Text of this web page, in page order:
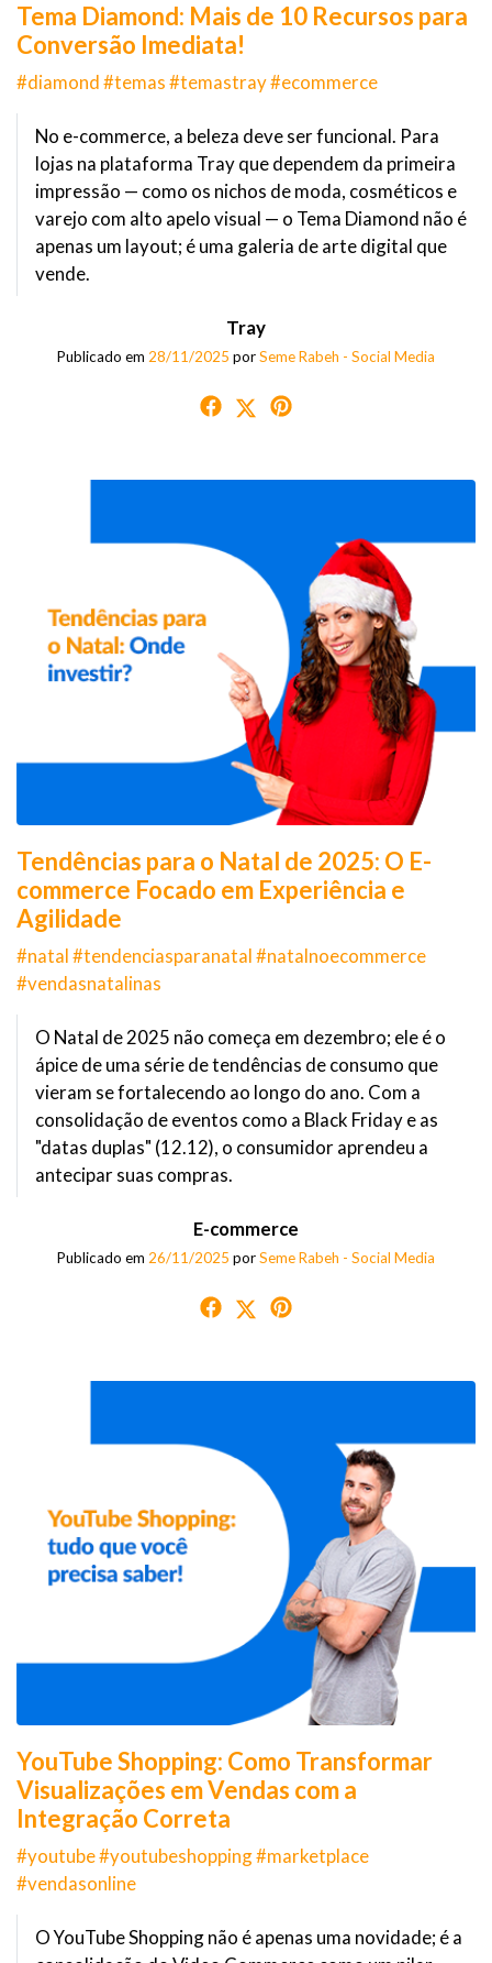
Tema Diamond: Mais de 10 Recursos para
Conversão Imediata!
#diamond #temas #temastray #ecommerce
No e-commerce, a beleza deve ser funcional. Para
lojas na plataforma Tray que dependem da primeira
impressão — como os nichos de moda, cosméticos e
varejo com alto apelo visual — o Tema Diamond não é
apenas um layout; é uma galeria de arte digital que
vende.
Tray
Publicado em 28/11/2025 porSeme Rabeh - Social Media
Tendências para o Natal de 2025: O E-
commerce Focado em Experiência e
Agilidade
#natal #tendenciasparanatal #natalnoecommerce
#vendasnatalinas
O Natal de 2025 não começa em dezembro; ele é o
ápice de uma série de tendências de consumo que
vieram se fortalecendo ao longo do ano. Com a
consolidação de eventos como a Black Friday e as
"datas duplas" (12.12), o consumidor aprendeu a
antecipar suas compras.
E-commerce
Publicado em 26/11/2025 porSeme Rabeh - Social Media
YouTube Shopping: Como Transformar
Visualizações em Vendas com a
Integração Correta
#youtube #youtubeshopping #marketplace
#vendasonline
O YouTube Shopping não é apenas uma novidade; é a